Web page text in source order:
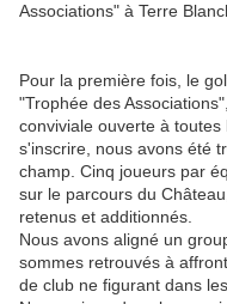
Associations" à Terre
Pour la première fois, le
"Trophée des
conviviale ouverte à
s'inscrire, nous avons été
champ. Cinq joueurs par
sur le parcours du
retenus et additionnés.
Nous avons aligné un
sommes retrouvés à
de club ne figurant dans